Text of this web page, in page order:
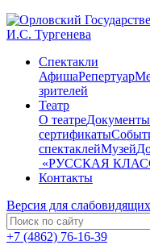
Спектакли
АфишаРепертуар
зрителей
Театр
О театреДокументы
сертификаты
спектаклейМузей
«РУССКАЯ
Контакты
Версия для слабовидящих
+7 (4862) 76-16-39